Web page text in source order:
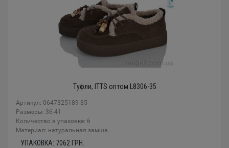
Туфли, ITTS оптом L8306-35
Артикул: 0647325189 35
Размеры: 36-41
Количество в упаковке: 6
Материал: натуральная замша
УПАКОВКА: 7062 ГРН.